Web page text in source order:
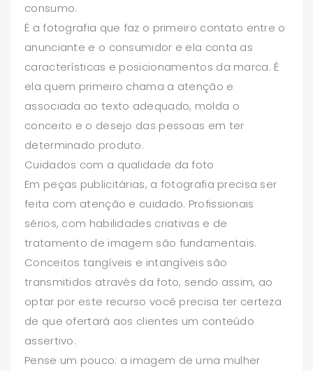
consumo.
É a fotografia que faz o primeiro contato entre o
anunciante e o consumidor e ela conta as
características e posicionamentos da marca. É
ela quem primeiro chama a atenção e
associada ao texto adequado, molda o
conceito e o desejo das pessoas em ter
determinado produto.
Cuidados com a qualidade da foto
Em peças publicitárias, a fotografia precisa ser
feita com atenção e cuidado. Profissionais
sérios, com habilidades criativas e de
tratamento de imagem são fundamentais.
Conceitos tangíveis e intangíveis são
transmitidos através da foto, sendo assim, ao
optar por este recurso você precisa ter certeza
de que ofertará aos clientes um conteúdo
assertivo.
Pense um pouco: a imagem de uma mulher